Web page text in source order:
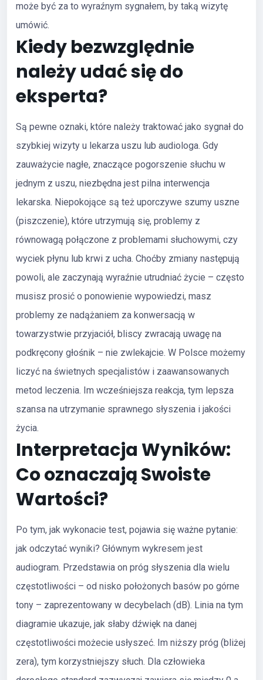
może być za to wyraźnym sygnałem, by taką wizytę
umówić.
Kiedy bezwzględnie
należy udać się do
eksperta?
Są pewne oznaki, które należy traktować jako sygnał do
szybkiej wizyty u lekarza uszu lub audiologa. Gdy
zauważycie nagłe, znaczące pogorszenie słuchu w
jednym z uszu, niezbędna jest pilna interwencja
lekarska. Niepokojące są też uporczywe szumy uszne
(piszczenie), które utrzymują się, problemy z
równowagą połączone z problemami słuchowymi, czy
wyciek płynu lub krwi z ucha. Choćby zmiany następują
powoli, ale zaczynają wyraźnie utrudniać życie – często
musisz prosić o ponowienie wypowiedzi, masz
problemy ze nadążaniem za konwersacją w
towarzystwie przyjaciół, bliscy zwracają uwagę na
podkręcony głośnik – nie zwlekajcie. W Polsce możemy
liczyć na świetnych specjalistów i zaawansowanych
metod leczenia. Im wcześniejsza reakcja, tym lepsza
szansa na utrzymanie sprawnego słyszenia i jakości
życia.
Interpretacja Wyników:
Co oznaczają Swoiste
Wartości?
Po tym, jak wykonacie test, pojawia się ważne pytanie:
jak odczytać wyniki? Głównym wykresem jest
audiogram. Przedstawia on próg słyszenia dla wielu
częstotliwości – od nisko położonych basów po górne
tony – zaprezentowany w decybelach (dB). Linia na tym
diagramie ukazuje, jak słaby dźwięk na danej
częstotliwości możecie usłyszeć. Im niższy próg (bliżej
zera), tym korzystniejszy słuch. Dla człowieka